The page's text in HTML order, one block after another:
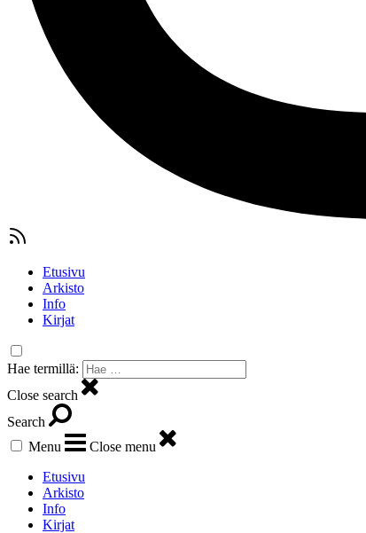
Etusivu
Arkisto
Info
Kirjat
Hae termillä:
Close search
Search
Menu
Close menu
Etusivu
Arkisto
Info
Kirjat